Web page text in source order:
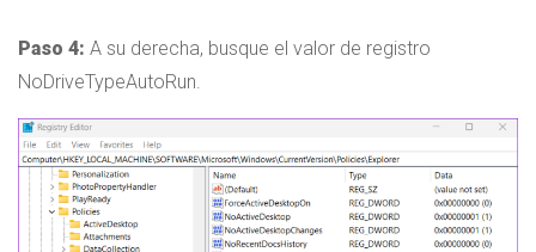
Paso 4: A su derecha, busque el valor de registro
NoDriveTypeAutoRun.